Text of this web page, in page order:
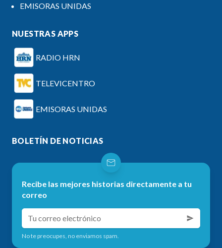
EMISORAS UNIDAS
NUESTRAS APPS
RADIO HRN
TELEVICENTRO
EMISORAS UNIDAS
BOLETÍN DE NOTICIAS
Recibe las mejores historias directamente a tu
correo
No te preocupes, no enviamos spam.